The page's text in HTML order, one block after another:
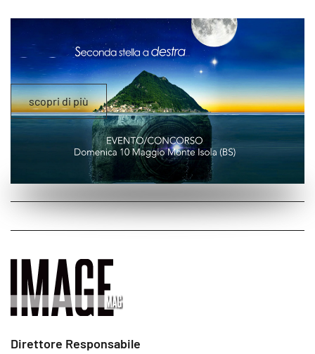
scopri di più
Direttore Responsabile